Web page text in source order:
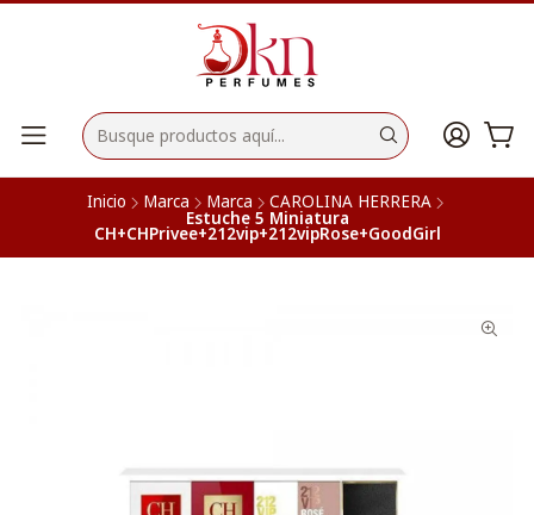
Inicio Marca Marca CAROLINA HERRERA
Estuche 5 Miniatura
CH+CHPrivee+212vip+212vipRose+GoodGirl